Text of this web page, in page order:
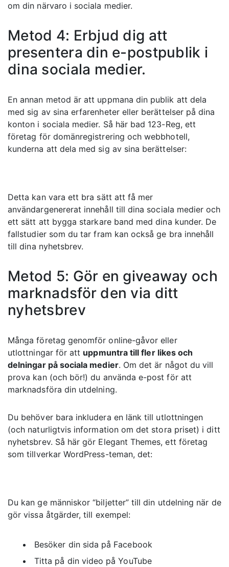
om din närvaro i sociala medier.
Metod 4: Erbjud dig att
presentera din e-postpublik i
dina sociala medier.
En annan metod är att uppmana din publik att dela
med sig av sina erfarenheter eller berättelser på dina
konton i sociala medier. Så här bad 123-Reg, ett
företag för domänregistrering och webbhotell,
kunderna att dela med sig av sina berättelser:
Detta kan vara ett bra sätt att få mer
användargenererat innehåll till dina sociala medier och
ett sätt att bygga starkare band med dina kunder. De
fallstudier som du tar fram kan också ge bra innehåll
till dina nyhetsbrev.
Metod 5: Gör en giveaway och
marknadsför den via ditt
nyhetsbrev
Många företag genomför online-gåvor eller
utlottningar för att uppmuntra till fler likes och
delningar på sociala medier. Om det är något du vill
prova kan (och bör!) du använda e-post för att
marknadsföra din utdelning.
Du behöver bara inkludera en länk till utlottningen
(och naturligtvis information om det stora priset) i ditt
nyhetsbrev. Så här gör Elegant Themes, ett företag
som tillverkar WordPress-teman, det:
Du kan ge människor “biljetter” till din utdelning när de
gör vissa åtgärder, till exempel:
Besöker din sida på Facebook
Titta på din video på YouTube